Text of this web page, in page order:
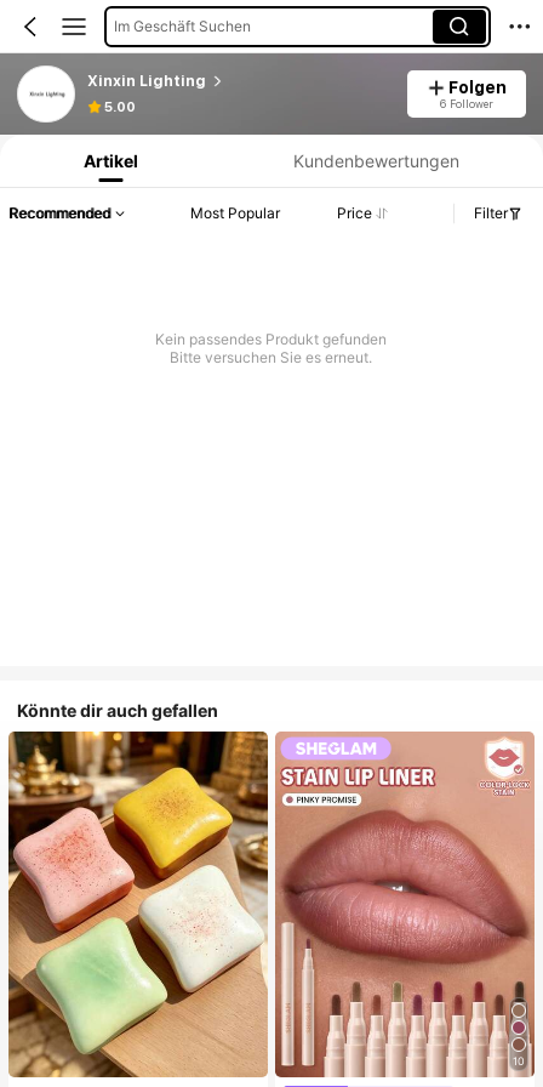
Im Geschäft Suchen
Xinxin Lighting
5.00
Folgen
6 Follower
Produktinformation: Preisangabe, Verkaufs- und Lagerbestandsdetails.
Artikel Kundenbewertungen
Recommended Most Popular Price Filter
Kein passendes Produkt gefunden
Bitte versuchen Sie es erneut.
Könnte dir auch gefallen
10